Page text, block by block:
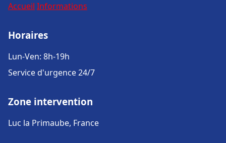
Accueil Informations
Horaires
Lun-Ven: 8h-19h
Service d'urgence 24/7
Zone intervention
Luc la Primaube, France